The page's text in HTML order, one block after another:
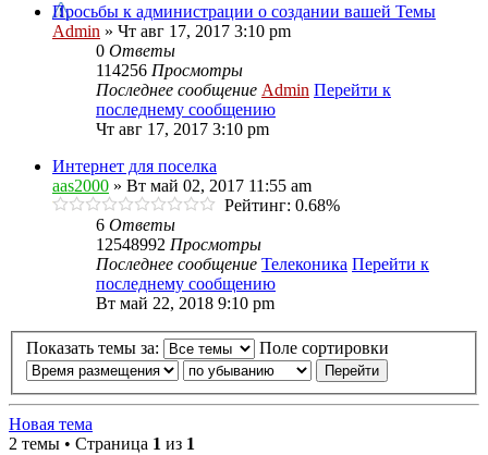
Просьбы к администрации о создании вашей Темы
Admin » Чт авг 17, 2017 3:10 pm
0 Ответы
114256 Просмотры
Последнее сообщение Admin Перейти к
последнему сообщению
Чт авг 17, 2017 3:10 pm
Интернет для поселка
aas2000 » Вт май 02, 2017 11:55 am
Рейтинг: 0.68%
6 Ответы
12548992 Просмотры
Последнее сообщение Телеконика Перейти к
последнему сообщению
Вт май 22, 2018 9:10 pm
Показать темы за: Поле сортировки
Новая тема
2 темы • Страница 1 из 1